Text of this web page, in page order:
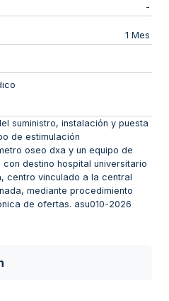
-
1 Mes
suministro, instalación y puesta
de estimulación
oseo dxa y un equipo de
destino hospital universitario
centro vinculado a la central
mediante procedimiento
de ofertas. asu010-2026